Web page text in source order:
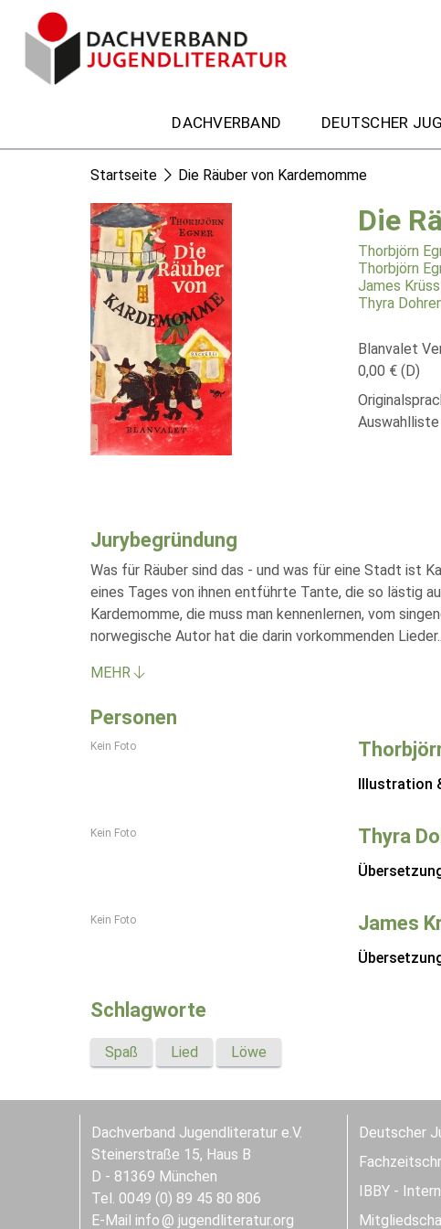
DACHVERBAND DEUTSCHER
Startseite Die Räuber von Kardemomme
Die
Thorbjörn
Thorbjörn
James Krüss
Thyra
Blanvalet
0,00 € (D)
Jurybegründung
Was für Räuber sind das - und was für eine Stadt ist
eines Tages von ihnen entführte Tante, die so lästig
Kardemomme, die muss man kennenlernen, vom
norwegische Autor hat die darin vorkommenden Lieder
MEHR
Personen
Kein Foto
Illustration
Kein Foto Thyra
Kein Foto James
Schlagworte
Spaß Lied Löwe
Dachverband Jugendliteratur e.V.
Steinerstraße 15, Haus B
D - 81369 München
Tel. 0049 (0) 89 45 80 806
E-Mail info jugendliteratur.org
Deutscher
IBBY -